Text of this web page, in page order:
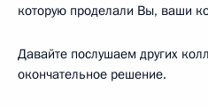
которую проделали Вы, ваши
Давайте послушаем других
окончательное решение.